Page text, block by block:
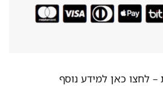
–לחצו כאן למידע נוסף